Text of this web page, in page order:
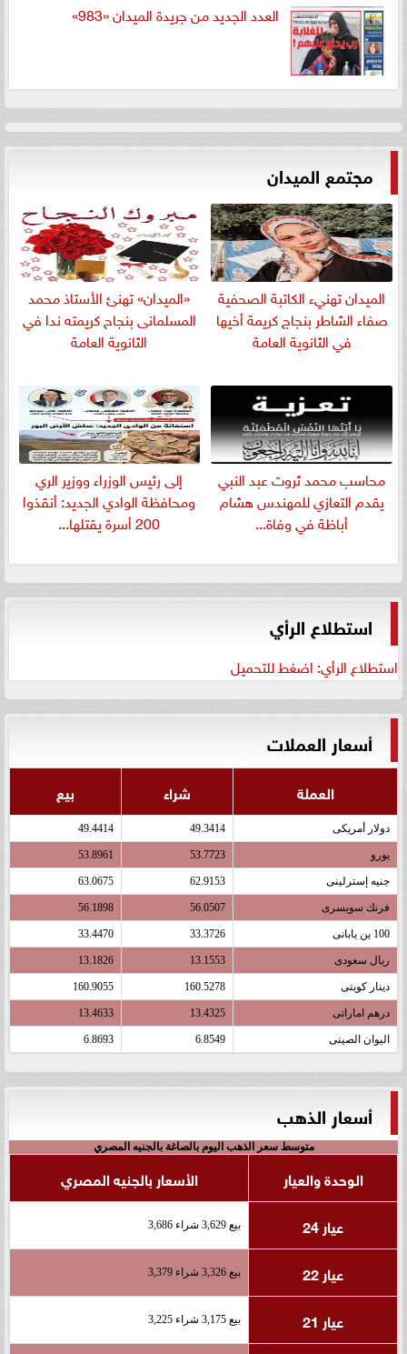
العدد الجديد من جريدة الميدان «983»
مجتمع الميدان
الميدان تهنيء الكاتبة الصحفية
صفاء الشاطر بنجاج كريمة أخيها
في الثانوية العامة
«الميدان» تهنئ الأستاذ محمد
المسلمانى بنجاح كريمته ندا في
الثانوية العامة
​محاسب محمد ثروت عبد النبي
يقدم التعازي للمهندس هشام
أباظة في وفاة...
إلى رئيس الوزراء ووزير الري
ومحافظة الوادي الجديد: أنقذوا
200 أسرة يقتلها...
استطلاع الرأي
استطلاع الرأي: اضغط للتحميل
أسعار العملات
العملة شراء بيع
دولار أمريكى 49.3414
49.4414
يورو 53.7723
53.8961
جنيه إسترلينى 62.9153
63.0675
فرنك سويسرى 56.0507
56.1898
100 ين يابانى 33.3726
33.4470
ريال سعودى 13.1553
13.1826
دينار كويتى 160.5278
160.9055
درهم اماراتى 13.4325
13.4633
اليوان الصينى 6.8549
6.8693
أسعار الذهب
متوسط سعر الذهب اليوم بالصاغة بالجنيه المصري
الوحدة والعيار
الأسعار بالجنيه المصري
عيار 24
بيع 3,629 شراء 3,686
عيار 22 بيع 3,326 شراء 3,379
عيار 21 بيع 3,175 شراء 3,225